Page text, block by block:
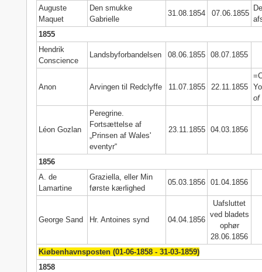
Auguste
Maquet
Den smukke
Gabrielle
31.08.1854 07.06.1855
1855
Hendrik
Conscience
Landsbyforbandelsen 08.06.1855 08.07.1855
Anon Arvingen til Redclyffe 11.07.1855 22.11.1855
of
Léon Gozlan
Peregrine.
Fortsættelse af
„Prinsen af Wales'
eventyr“
23.11.1855 04.03.1856
1856
A. de
Lamartine
Graziella, eller Min
første kærlighed
05.03.1856 01.04.1856
George Sand Hr. Antoines synd 04.04.1856
Uafsluttet
ved bladets
ophør
28.06.1856
Kiøbenhavnsposten (01-06-1858 - 31-03-1859)
1858